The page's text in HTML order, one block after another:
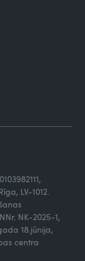
LV-1012.
NK-2025-1,
18.jūnija,
centra